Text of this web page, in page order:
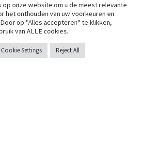
op onze website om u de meest relevante
het onthouden van uw voorkeuren en
op "Alles accepteren" te klikken,
van ALLE cookies.
Cookie Settings Reject All